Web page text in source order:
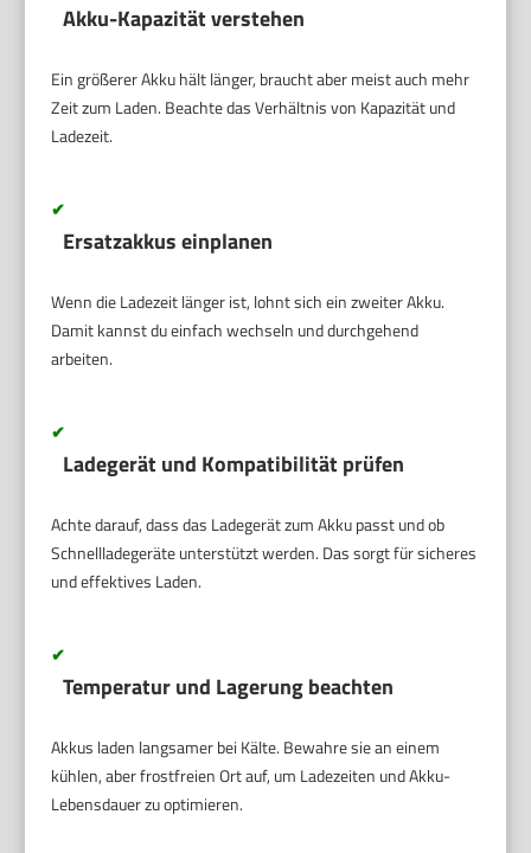
Akku-Kapazität verstehen
Ein größerer Akku hält länger, braucht aber meist auch mehr
Zeit zum Laden. Beachte das Verhältnis von Kapazität und
Ladezeit.
✔
Ersatzakkus einplanen
Wenn die Ladezeit länger ist, lohnt sich ein zweiter Akku.
Damit kannst du einfach wechseln und durchgehend
arbeiten.
✔
Ladegerät und Kompatibilität prüfen
Achte darauf, dass das Ladegerät zum Akku passt und ob
Schnellladegeräte unterstützt werden. Das sorgt für sicheres
und effektives Laden.
✔
Temperatur und Lagerung beachten
Akkus laden langsamer bei Kälte. Bewahre sie an einem
kühlen, aber frostfreien Ort auf, um Ladezeiten und Akku-
Lebensdauer zu optimieren.